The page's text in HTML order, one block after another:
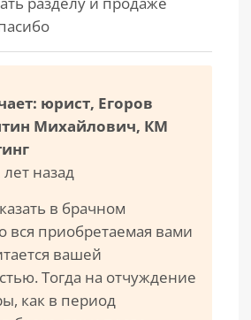
юрист, Егоров
Михайлович, КМ
назад
в брачном
вся приобретаемая вами
вашей
Тогда на отчуждение
как в период